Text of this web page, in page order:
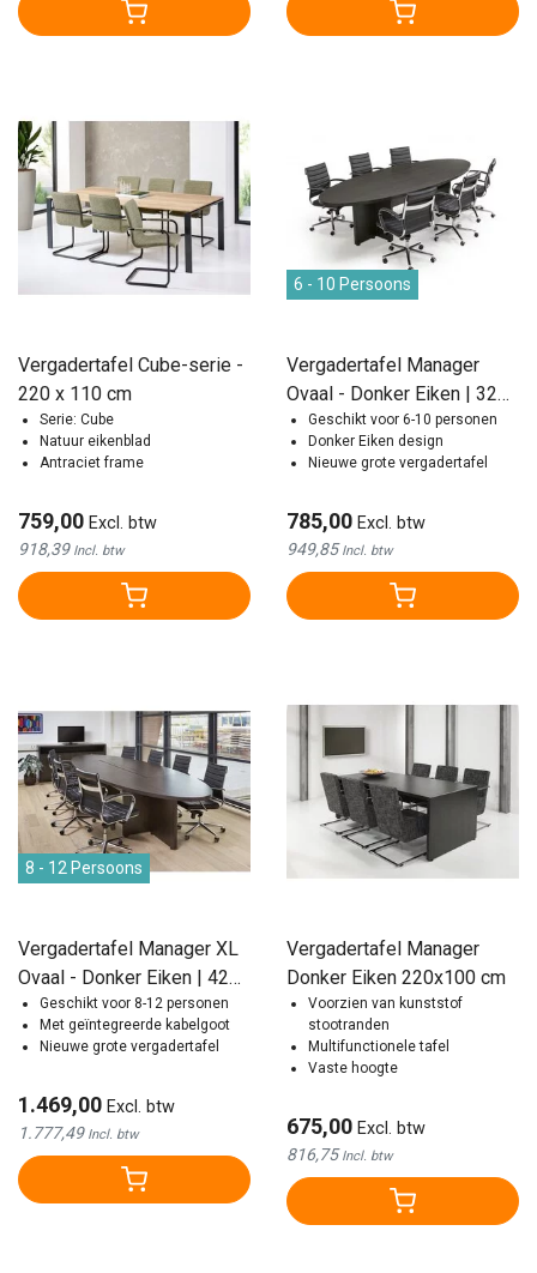
Vergadertafel Cube-serie -
220 x 110 cm
Serie: Cube
Natuur eikenblad
Antraciet frame
759,00 Excl. btw
918,39 Incl. btw
6 - 10 Persoons
Vergadertafel Manager
Ovaal - Donker Eiken | 320
x 120 cm
Geschikt voor 6-10 personen
Donker Eiken design
Nieuwe grote vergadertafel
785,00 Excl. btw
949,85Incl. btw
8 - 12 Persoons
Vergadertafel Manager XL
Ovaal - Donker Eiken | 420
x 138 cm
Geschikt voor 8-12 personen
Met geïntegreerde kabelgoot
Nieuwe grote vergadertafel
1.469,00 Excl. btw
1.777,49 Incl. btw
Vergadertafel Manager
Donker Eiken 220x100 cm
Voorzien van kunststof
stootranden
Multifunctionele tafel
Vaste hoogte
675,00 Excl. btw
816,75Incl. btw